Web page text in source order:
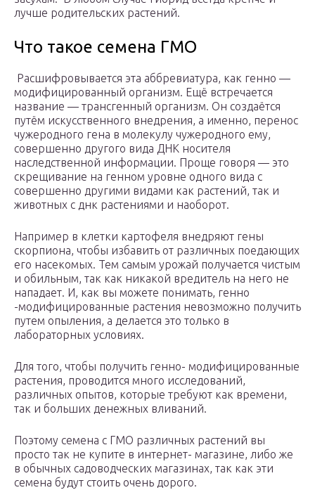
лучше родительских растений.
Что такое семена ГМО
Расшифровывается эта аббревиатура, как генно —
модифицированный организм. Ещё встречается
название — трансгенный организм. Он создаётся
путём искусственного внедрения, а именно, перенос
чужеродного гена в молекулу чужеродного ему,
совершенно другого вида ДНК носителя
наследственной информации. Проще говоря — это
скрещивание на генном уровне одного вида с
совершенно другими видами как растений, так и
животных с днк растениями и наоборот.
Например в клетки картофеля внедряют гены
скорпиона, чтобы избавить от различных поедающих
его насекомых. Тем самым урожай получается чистым
и обильным, так как никакой вредитель на него не
нападает. И, как вы можете понимать, генно
-модифицированные растения невозможно получить
путем опыления, а делается это только в
лабораторных условиях.
Для того, чтобы получить генно- модифицированные
растения, проводится много исследований,
различных опытов, которые требуют как времени,
так и больших денежных вливаний.
Поэтому семена с ГМО различных растений вы
просто так не купите в интернет- магазине, либо же
в обычных садоводческих магазинах, так как эти
семена будут стоить очень дорого.